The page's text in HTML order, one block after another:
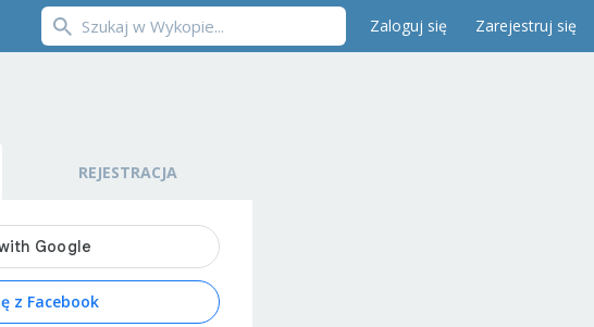
Zaloguj się Zarejestruj się
REJESTRACJA
z Facebook